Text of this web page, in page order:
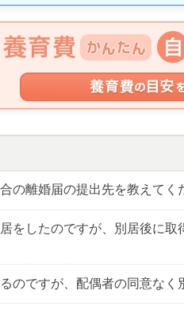
の離婚届の提出先を教えてく
をしたのですが、別居後に
のですが、配偶者の同意なく